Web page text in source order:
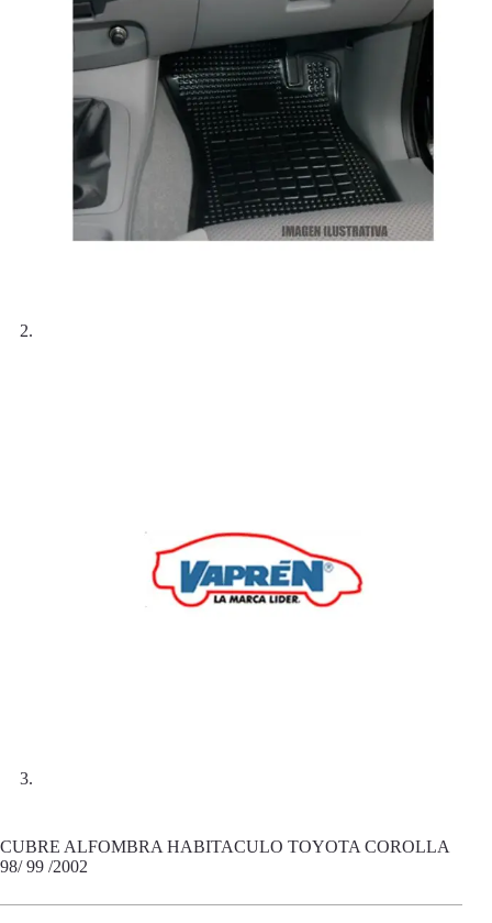
CUBRE ALFOMBRA HABITACULO TOYOTA COROLLA
98/ 99 /2002